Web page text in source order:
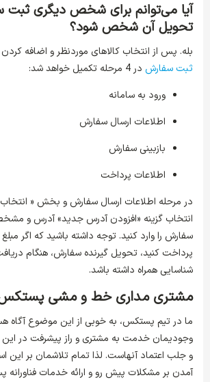
آیا می‌توانم برای شخص دیگری ثبت
تحویل آن شخص شود؟
بله. پس از انتخاب کالاهای موردنظر و اضافه کردن
ثبت سفارش در 4 مرحله تکمیل خواهد شد:
ورود به سامانه
اطلاعات ارسال سفارش
بازبینی سفارش
اطلاعات پرداخت
در مرحله اطلاعات ارسال سفارش و بخش « انتخاب
انتخاب گزینه «افزودن آدرس جدید» آدرس و
سفارش را وارد کنید. توجه داشته باشید که اگر مبلغ
پرداخت کنید، تحویل گیرنده سفارش، هنگام
شناسایی همراه داشته باشد.
مشتری مداری خط و مشی
ما در تیم پستکس، به خوبی از این موضوع آگاه
وجودیمان خدمت به مشتری و راز پیشرفت در
و جلب اعتماد آنهاست. لذا تمام تلاشمان بر
آمدن بر مشکلات پیش رو و ارائه خدمات فناورانه